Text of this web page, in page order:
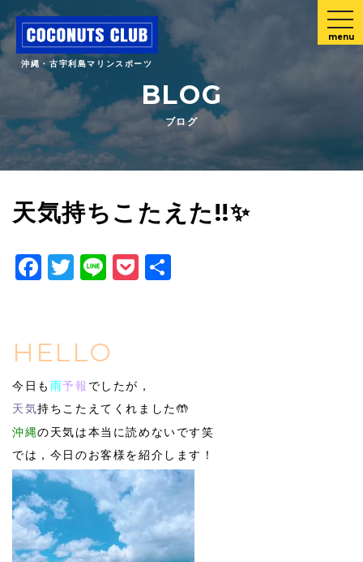
沖縄・古宇利島マリンスポーツ
menu
BLOG
ブログ
天気持ちこたえた!!✨️
Facebook
Twitter
LinePocket
HELLO
今日も 雨予報 でしたが，
天気持ちこたえてくれました🤲
沖縄の天気は本当に読めないです笑
では，今日のお客様を紹介します！